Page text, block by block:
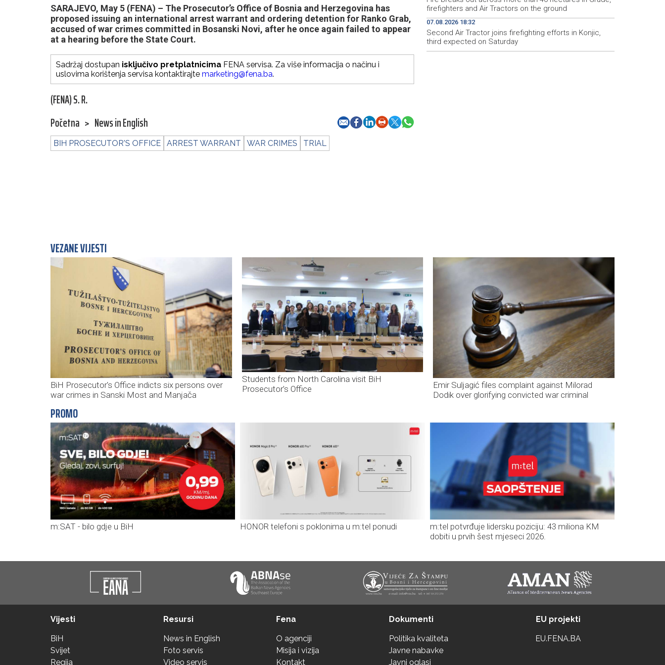
SARAJEVO, May 5 (FENA) – The Prosecutor’s Office of Bosnia and Herzegovina has
proposed issuing an international arrest warrant and ordering detention for Ranko Grab,
accused of war crimes committed in Bosanski Novi, after he once again failed to appear
at a hearing before the State Court.
Sadržaj dostupan isključivo pretplatnicima FENA servisa. Za više informacija o načinu i
uslovima korištenja servisa kontaktirajte marketing@fena.ba.
(FENA) S. R.
Početna > News in English
BIH PROSECUTOR'S OFFICE ARREST WARRANT WAR CRIMES TRIAL
firefighters and Air Tractors on the ground
07.08.2026 18:32
Second Air Tractor joins firefighting efforts in Konjic,
third expected on Saturday
VEZANE VIJESTI
BiH Prosecutor's Office indicts six persons over
war crimes in Sanski Most and Manjača
Students from North Carolina visit BiH
Prosecutor’s Office
Emir Suljagić files complaint against Milorad
Dodik over glorifying convicted war criminal
PROMO
m:SAT - bilo gdje u BiH HONOR telefoni s poklonima u m:tel ponudi
m:tel potvrđuje lidersku poziciju: 43 miliona KM
dobiti u prvih šest mjeseci 2026.
Vijesti
BiH
Svijet
Regija
Resursi
News in English
Foto servis
Video servis
Fena
O agenciji
Misija i vizija
Kontakt
Dokumenti
Politika kvaliteta
Javne nabavke
Javni oglasi
EU projekti
EU.FENA.BA